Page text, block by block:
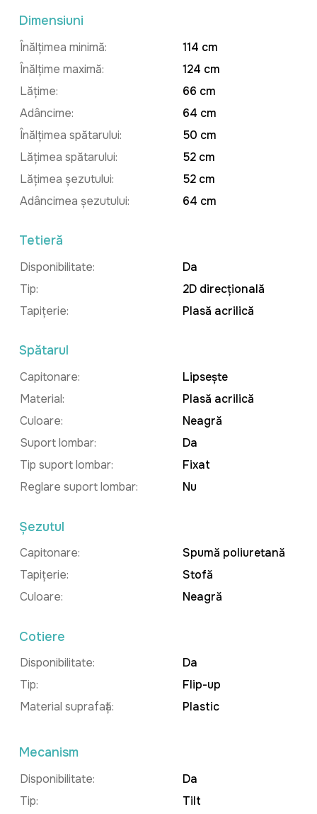
Dimensiuni
Înălțimea minimă:
114 cm
Înălțime maximă:
124 cm
Lățime:
66 cm
Adâncime:
64 cm
Înălțimea spătarului:
50 cm
Lățimea spătarului:
52 cm
Lățimea șezutului:
52 cm
Adâncimea șezutului:
64 cm
Tetieră
Disponibilitate:
Da
Tip:
2D direcțională
Tapițerie:
Plasă acrilică
Spătarul
Capitonare:
Lipsește
Material:
Plasă acrilică
Culoare:
Neagră
Suport lombar:
Da
Tip suport lombar:
Fixat
Reglare suport lombar:
Nu
Șezutul
Capitonare:
Spumă poliuretană
Tapițerie:
Stofă
Culoare:
Neagră
Cotiere
Disponibilitate:
Da
Tip:
Flip-up
Material suprafață:
Plastic
Mecanism
Disponibilitate:
Da
Tip:
Tilt